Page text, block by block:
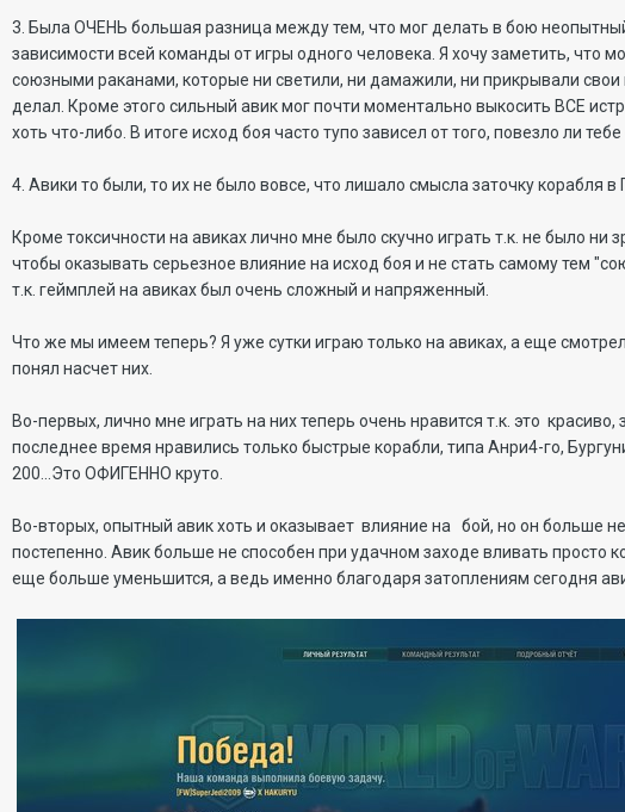
3. Была ОЧЕНЬ большая разница между тем, что мог делать в бою
зависимости всей команды от игры одного человека. Я хочу заметить, что
союзными раканами, которые ни светили, ни дамажили, ни прикрывали
делал. Кроме этого сильный авик мог почти моментально выкосить ВСЕ
хоть что-либо. В итоге исход боя часто тупо зависел от того, повезло ли тебе
4. Авики то были, то их не было вовсе, что лишало смысла заточку корабля
Кроме токсичности на авиках лично мне было скучно играть т.к. не было ни
чтобы оказывать серьезное влияние на исход боя и не стать самому тем
т.к. геймплей на авиках был очень сложный и напряженный.
Что же мы имеем теперь? Я уже сутки играю только на авиках, а еще
понял насчет них.
Во-первых, лично мне играть на них теперь очень нравится т.к. это
последнее время нравились только быстрые корабли, типа Анри4-го,
200...Это ОФИГЕННО круто.
Во-вторых, опытный авик хоть и оказывает влияние на бой, но он больше
постепенно. Авик больше не способен при удачном заходе вливать просто
еще больше уменьшится, а ведь именно благодаря затоплениям сегодня